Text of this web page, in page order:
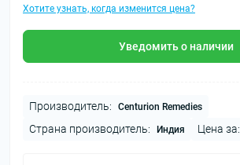
Хотите узнать, когда изменится цена?
Уведомить о наличии
Производитель: Centurion Remedies
Страна производитель: Индия Цена за: